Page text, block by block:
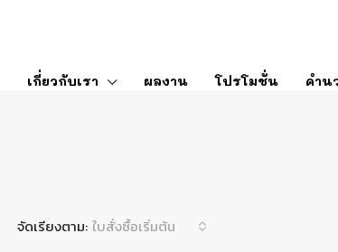
เกี่ยวกับเรา ผลงาน โปรโมชั่น คำน
จัดเรียงตาม: ใบสั่งซื้อเริ่มต้น